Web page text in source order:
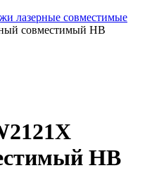
лазерные совместимые
совместимый HB
HB